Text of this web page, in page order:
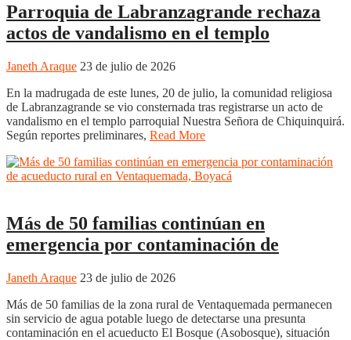
Parroquia de Labranzagrande rechaza
actos de vandalismo en el templo
Janeth Araque 23 de julio de 2026
En la madrugada de este lunes, 20 de julio, la comunidad religiosa
de Labranzagrande se vio consternada tras registrarse un acto de
vandalismo en el templo parroquial Nuestra Señora de Chiquinquirá.
Según reportes preliminares, Read More
Más de 50 familias continúan en
emergencia por contaminación de
Janeth Araque 23 de julio de 2026
Más de 50 familias de la zona rural de Ventaquemada permanecen
sin servicio de agua potable luego de detectarse una presunta
contaminación en el acueducto El Bosque (Asobosque), situación